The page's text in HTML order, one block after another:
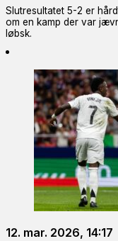
Slutresultatet 5-2 er
om en kamp der var
løbsk.
12. mar. 2026, 14:17